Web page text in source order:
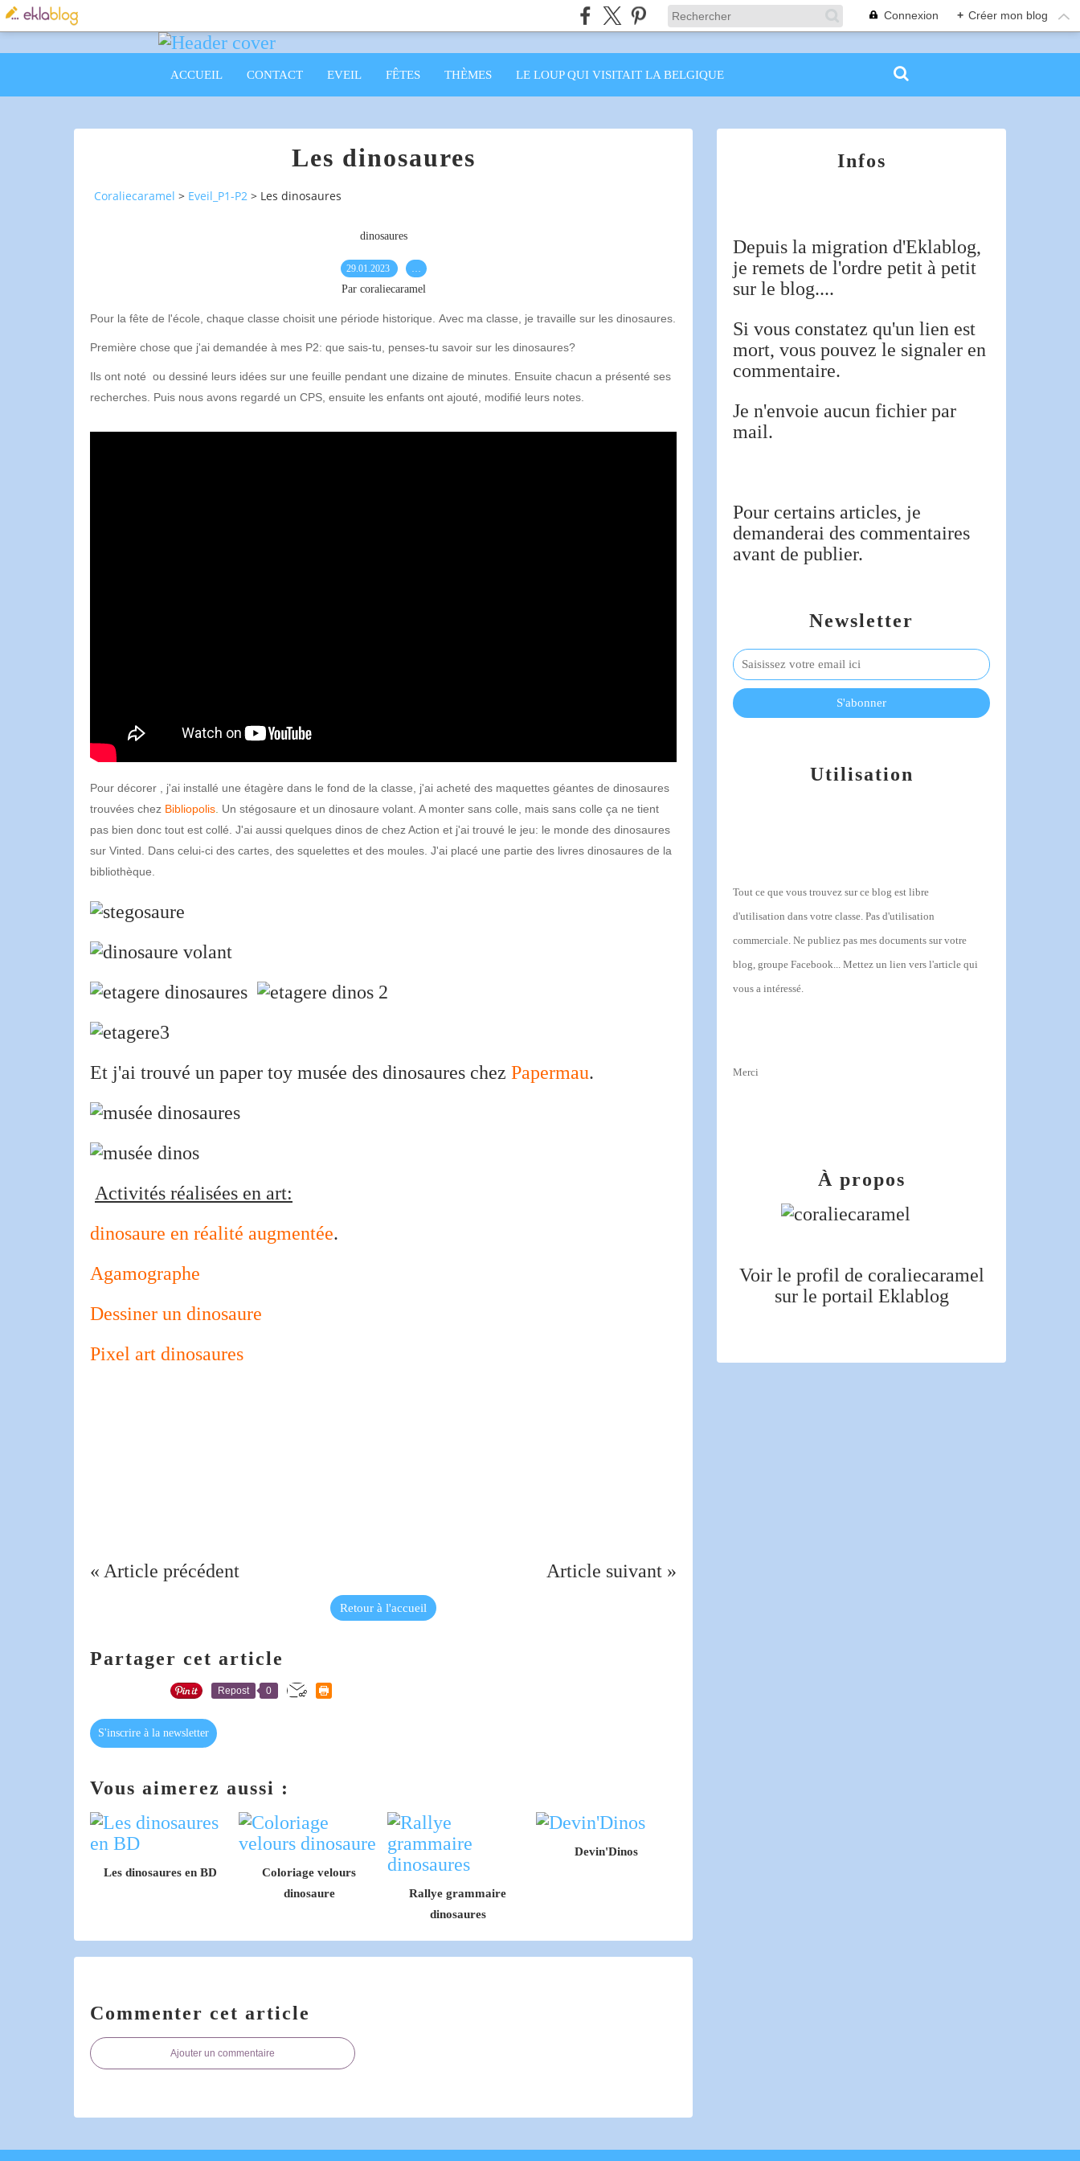
Connexion + Créer mon blog
ACCUEIL CONTACT EVEIL FÊTES THÈMES LE LOUP QUI VISITAIT LA BELGIQUE
Les dinosaures
Coraliecaramel > Eveil_P1-P2 > Les dinosaures
dinosaures
29.01.2023
Par coraliecaramel
Pour la fête de l'école, chaque classe choisit une période historique. Avec ma classe, je travaille sur les dinosaures.
Première chose que j'ai demandée à mes P2: que sais-tu, penses-tu savoir sur les dinosaures?
Ils ont noté ou dessiné leurs idées sur une feuille pendant une dizaine de minutes. Ensuite chacun a présenté ses
recherches. Puis nous avons regardé un CPS, ensuite les enfants ont ajouté, modifié leurs notes.
Pour décorer , j'ai installé une étagère dans le fond de la classe, j'ai acheté des maquettes géantes de dinosaures
trouvées chez Bibliopolis. Un stégosaure et un dinosaure volant. A monter sans colle, mais sans colle ça ne tient
pas bien donc tout est collé. J'ai aussi quelques dinos de chez Action et j'ai trouvé le jeu: le monde des dinosaures
sur Vinted. Dans celui-ci des cartes, des squelettes et des moules. J'ai placé une partie des livres dinosaures de la
bibliothèque.
Et j'ai trouvé un paper toy musée des dinosaures chez Papermau.
Activités réalisées en art:
dinosaure en réalité augmentée.
Agamographe
Dessiner un dinosaure
Pixel art dinosaures
« Article précédent Article suivant »
Retour à l'accueil
Partager cet article
Repost 0
S'inscrire à la newsletter
Vous aimerez aussi :
Les dinosaures en BD
Coloriage velours
dinosaure
Rallye grammaire
dinosaures
Devin'Dinos
Commenter cet article
Ajouter un commentaire
Newsletter
À propos
Voir le profil de coraliecaramel
sur le portail Eklablog
Infos
Depuis la migration d'Eklablog,
je remets de l'ordre petit à petit
sur le blog....
Si vous constatez qu'un lien est
mort, vous pouvez le signaler en
commentaire.
Je n'envoie aucun fichier par
mail.
Pour certains articles, je
demanderai des commentaires
avant de publier.
Utilisation
Tout ce que vous trouvez sur ce blog est libre
d'utilisation dans votre classe. Pas d'utilisation
commerciale. Ne publiez pas mes documents sur votre
blog, groupe Facebook... Mettez un lien vers l'article qui
vous a intéressé.
Merci